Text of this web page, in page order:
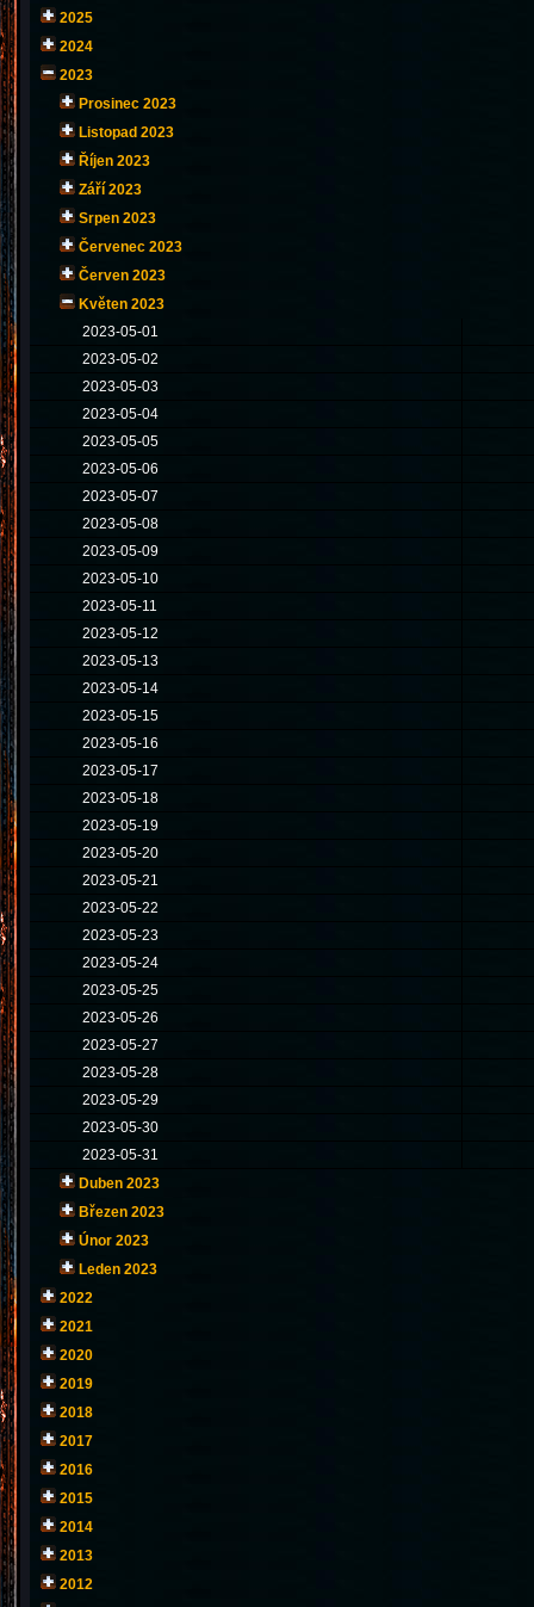
2025
2024
2023
Prosinec 2023
Listopad 2023
Říjen 2023
Září 2023
Srpen 2023
Červenec 2023
Červen 2023
Květen 2023
2023-05-01
2023-05-02
2023-05-03
2023-05-04
2023-05-05
2023-05-06
2023-05-07
2023-05-08
2023-05-09
2023-05-10
2023-05-11
2023-05-12
2023-05-13
2023-05-14
2023-05-15
2023-05-16
2023-05-17
2023-05-18
2023-05-19
2023-05-20
2023-05-21
2023-05-22
2023-05-23
2023-05-24
2023-05-25
2023-05-26
2023-05-27
2023-05-28
2023-05-29
2023-05-30
2023-05-31
Duben 2023
Březen 2023
Únor 2023
Leden 2023
2022
2021
2020
2019
2018
2017
2016
2015
2014
2013
2012